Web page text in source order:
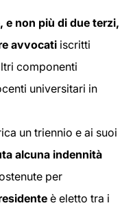
e non più di due terzi,
avvocati iscritti
componenti
universitari in
un triennio e ai suoi
alcuna indennità
per
è eletto tra i